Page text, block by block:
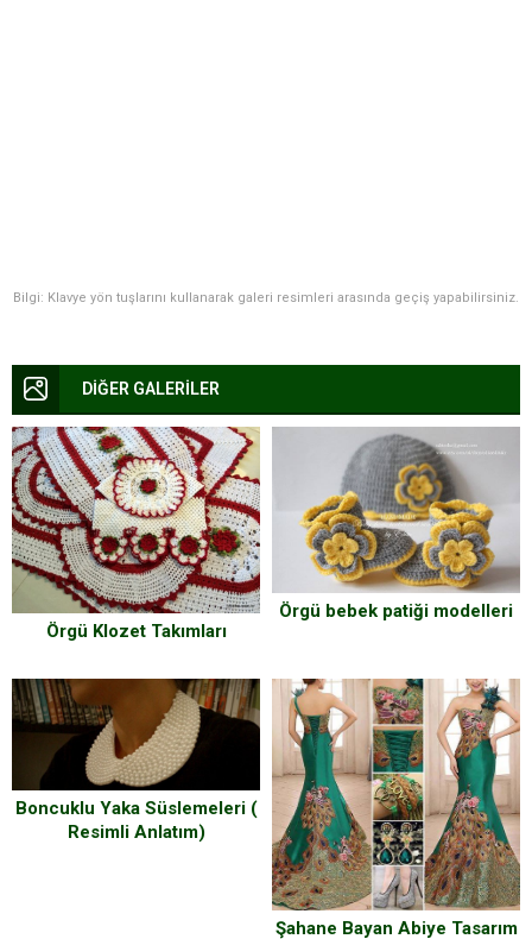
Bilgi: Klavye yön tuşlarını kullanarak galeri resimleri arasında geçiş yapabilirsiniz.
DİĞER GALERİLER
Örgü Klozet Takımları
Örgü bebek patiği modelleri
Boncuklu Yaka Süslemeleri (
Resimli Anlatım)
Şahane Bayan Abiye Tasarım